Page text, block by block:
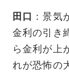
田口
：景気
金利の引き
ら金利が上
れが恐怖の